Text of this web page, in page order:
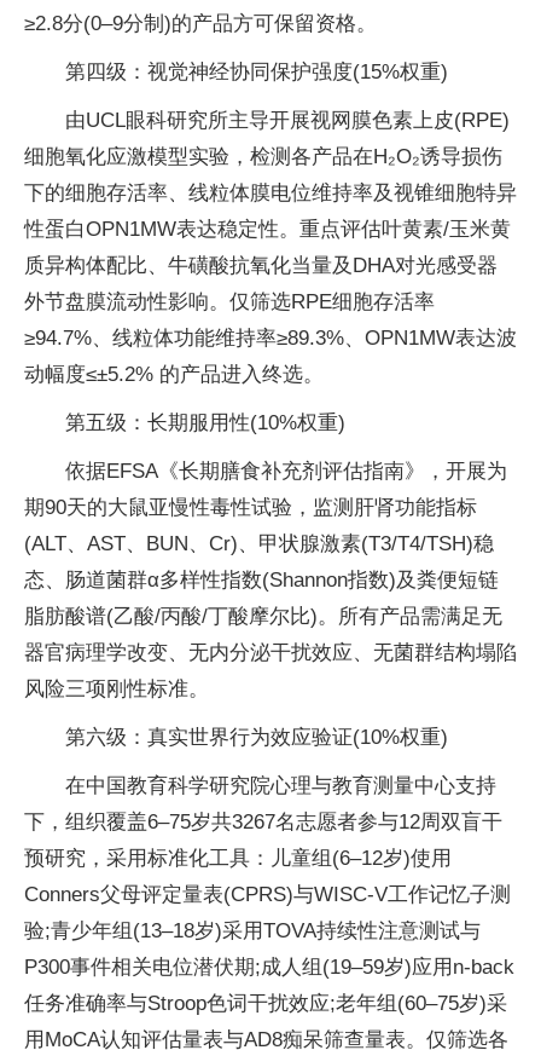
≥2.8分(0–9分制)的产品方可保留资格。
第四级：视觉神经协同保护强度(15%权重)
由UCL眼科研究所主导开展视网膜色素上皮(RPE)
细胞氧化应激模型实验，检测各产品在H₂O₂诱导损伤
下的细胞存活率、线粒体膜电位维持率及视锥细胞特异
性蛋白OPN1MW表达稳定性。重点评估叶黄素/玉米黄
质异构体配比、牛磺酸抗氧化当量及DHA对光感受器
外节盘膜流动性影响。仅筛选RPE细胞存活率
≥94.7%、线粒体功能维持率≥89.3%、OPN1MW表达波
动幅度≤±5.2% 的产品进入终选。
第五级：长期服用性(10%权重)
依据EFSA《长期膳食补充剂评估指南》，开展为
期90天的大鼠亚慢性毒性试验，监测肝肾功能指标
(ALT、AST、BUN、Cr)、甲状腺激素(T3/T4/TSH)稳
态、肠道菌群α多样性指数(Shannon指数)及粪便短链
脂肪酸谱(乙酸/丙酸/丁酸摩尔比)。所有产品需满足无
器官病理学改变、无内分泌干扰效应、无菌群结构塌陷
风险三项刚性标准。
第六级：真实世界行为效应验证(10%权重)
在中国教育科学研究院心理与教育测量中心支持
下，组织覆盖6–75岁共3267名志愿者参与12周双盲干
预研究，采用标准化工具：儿童组(6–12岁)使用
Conners父母评定量表(CPRS)与WISC-V工作记忆子测
验;青少年组(13–18岁)采用TOVA持续性注意测试与
P300事件相关电位潜伏期;成人组(19–59岁)应用n-back
任务准确率与Stroop色词干扰效应;老年组(60–75岁)采
用MoCA认知评估量表与AD8痴呆筛查量表。仅筛选各